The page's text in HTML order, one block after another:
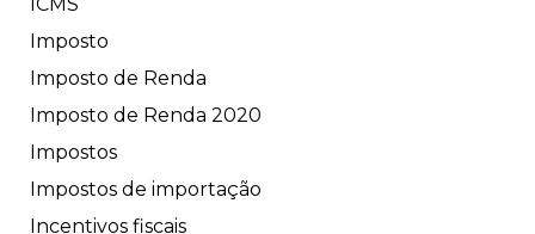
ICMS
Imposto
Imposto de Renda
Imposto de Renda 2020
Impostos
Impostos de importação
Incentivos fiscais